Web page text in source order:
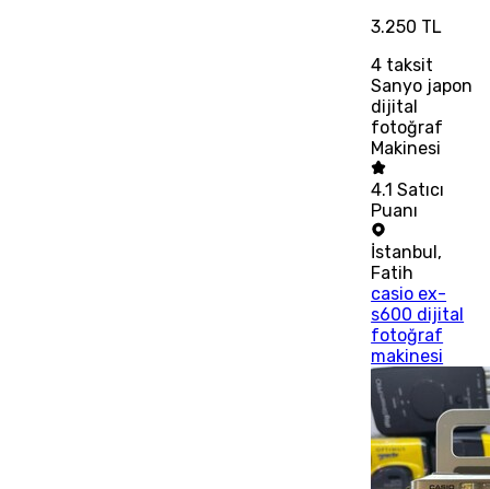
3.250 TL
4 taksit
Sanyo japon
dijital
fotoğraf
Makinesi
4.1 Satıcı
Puanı
İstanbul,
Fatih
casio ex-
s600 dijital
fotoğraf
makinesi